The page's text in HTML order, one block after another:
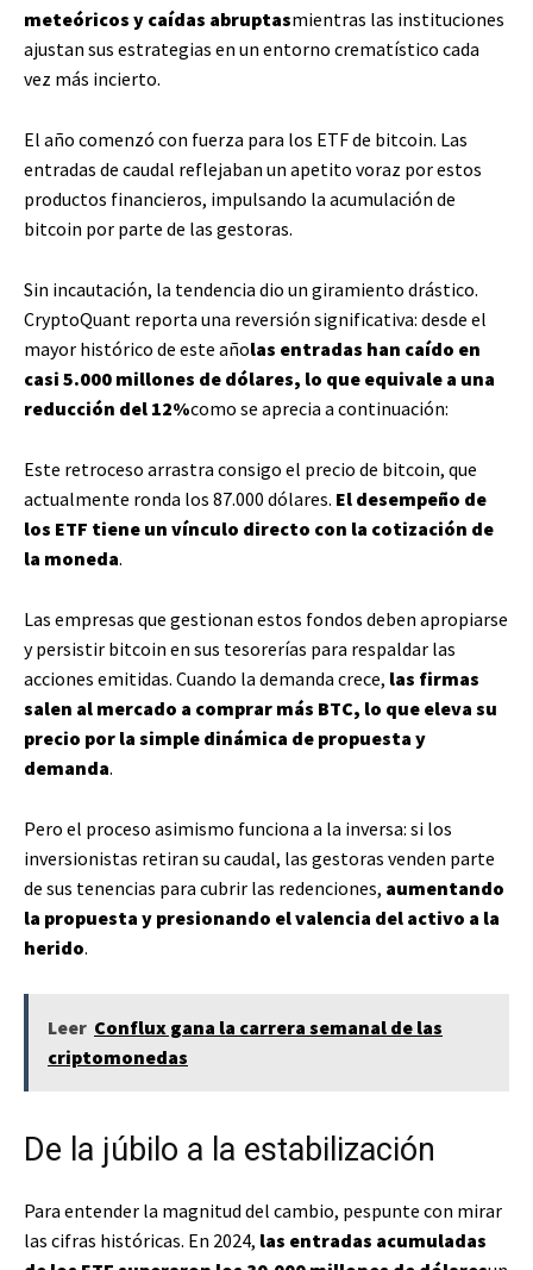
meteóricos y caídas abruptasmientras las instituciones
ajustan sus estrategias en un entorno crematístico cada
vez más incierto.
El año comenzó con fuerza para los ETF de bitcoin. Las
entradas de caudal reflejaban un apetito voraz por estos
productos financieros, impulsando la acumulación de
bitcoin por parte de las gestoras.
Sin incautación, la tendencia dio un giramiento drástico.
CryptoQuant reporta una reversión significativa: desde el
mayor histórico de este añolas entradas han caído en
casi 5.000 millones de dólares, lo que equivale a una
reducción del 12%como se aprecia a continuación:
Este retroceso arrastra consigo el precio de bitcoin, que
actualmente ronda los 87.000 dólares. El desempeño de
los ETF tiene un vínculo directo con la cotización de
la moneda.
Las empresas que gestionan estos fondos deben apropiarse
y persistir bitcoin en sus tesorerías para respaldar las
acciones emitidas. Cuando la demanda crece, las firmas
salen al mercado a comprar más BTC, lo que eleva su
precio por la simple dinámica de propuesta y
demanda.
Pero el proceso asimismo funciona a la inversa: si los
inversionistas retiran su caudal, las gestoras venden parte
de sus tenencias para cubrir las redenciones, aumentando
la propuesta y presionando el valencia del activo a la
herido.
Leer Conflux gana la carrera semanal de las
criptomonedas
De la júbilo a la estabilización
Para entender la magnitud del cambio, pespunte con mirar
las cifras históricas. En 2024, las entradas acumuladas